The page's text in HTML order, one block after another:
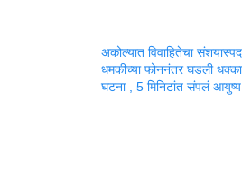
अकोल्यात विवाहितेचा
धमकीच्या फोननंतर घडली
घटना , 5 मिनिटांत संपलं